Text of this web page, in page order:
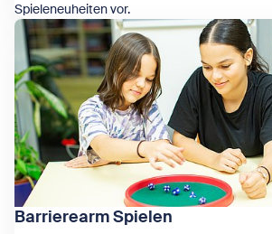
Spieleneuheiten vor.
Zeige Empfehlungen aus der
Barrierearm Spielen